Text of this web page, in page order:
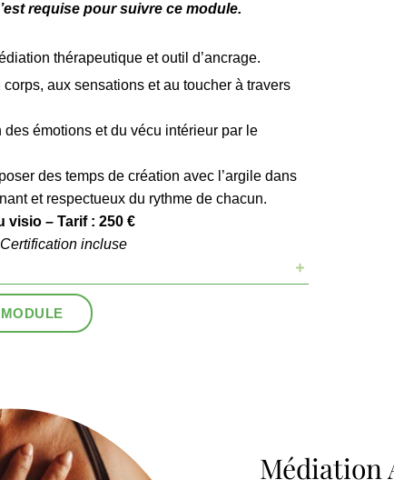
requise pour suivre ce module.
thérapeutique et outil d’ancrage.
aux sensations et au toucher à travers
des émotions et du vécu intérieur par le
des temps de création avec l’argile dans
et respectueux du rythme de chacun.
visio – Tarif : 250 €
Certification incluse
Médiation